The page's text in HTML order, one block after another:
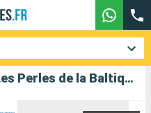
Croisière MS Hamburg : Les Perles de la Baltique au départ de Hambourg